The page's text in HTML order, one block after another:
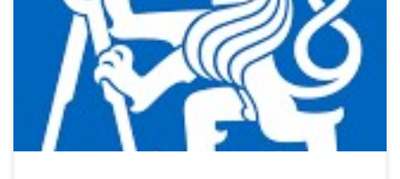
Rozpis státních závěrečných zkoušek v červnu 2025 ke stažení zde.